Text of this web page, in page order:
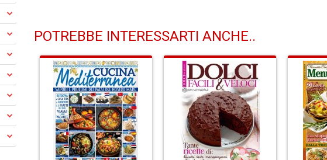
POTREBBE INTERESSARTI ANCHE..